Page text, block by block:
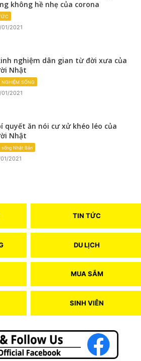
không hề nhẹ của corona
2021
nghiệm dân gian từ đời xưa của
Nhật
NGHIỆM SỐNG
2021
quyết ăn nói cư xử khéo léo của
Nhật
sống Nhật Bản
2021
TIN TỨC
DU LỊCH
MUA SẮM
SINH VIÊN